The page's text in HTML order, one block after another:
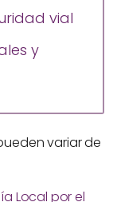
vial
y
variar de
Local por el